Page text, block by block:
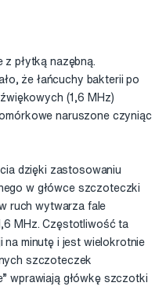
płytką nazębną.
że łańcuchy bakterii po
(1,6 MHz)
naruszone czyniąc
dzięki zastosowaniu
w główce szczoteczki
ruch wytwarza fale
MHz. Częstotliwość ta
na minutę i jest wielokrotnie
szczoteczek
wprawiają główkę szczotki